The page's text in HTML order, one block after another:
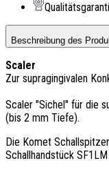
Beschreibung des
Scaler
Zur supragingivalen
Scaler "Sichel" für die
(bis 2 mm Tiefe).
Die Komet
Schallhandstück